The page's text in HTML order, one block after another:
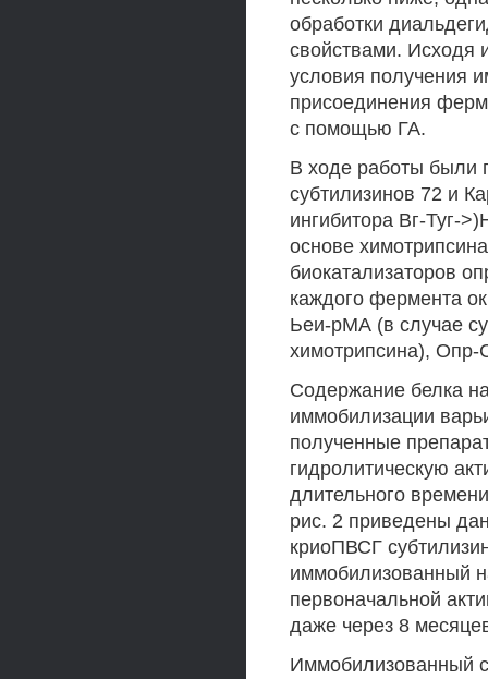
обработки
свойствами. Исходя
условия получения
присоединения
с помощью ГА.
В ходе работы были
субтилизинов 72 и
ингибитора Вг-Туг-
основе
биокатализаторов
каждого фермента
Ьеи-рМА (в случае
химотрипсина), Опр-
Содержание белка
иммобилизации
полученные
гидролитическую
длительного
рис. 2 приведены
криоПВСГ
иммобилизованный
первоначальной
даже через 8
Иммобилизованный